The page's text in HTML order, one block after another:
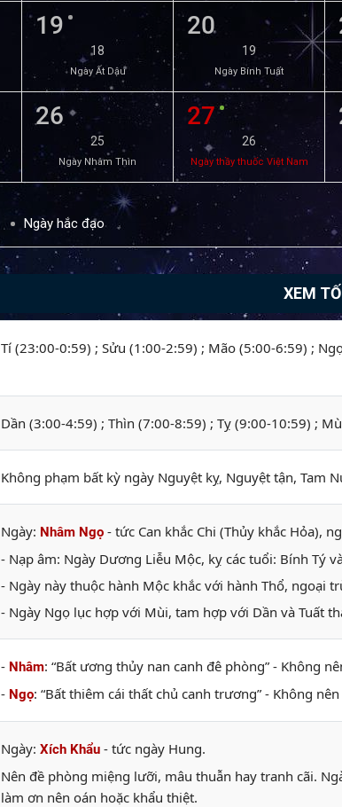
19
18
Ngày Ất Dậu
20
19
Ngày Bính Tuất
26
25
Ngày Nhâm Thìn
27
26
Ngày thầy thuốc Việt Nam
Ngày hắc đạo
XEM
Tí (23:00-0:59) ; Sửu (1:00-2:59) ; Mão (5:00-6:59) ;
Dần (3:00-4:59) ; Thìn (7:00-8:59) ; Tỵ (9:00-10:59) ;
Không phạm bất kỳ ngày Nguyệt kỵ, Nguyệt tận, Tam
Ngày: Nhâm Ngọ - tức Can khắc Chi (Thủy khắc Hỏa),
- Nạp âm: Ngày Dương Liễu Mộc, kỵ các tuổi: Bính Tý
- Ngày này thuộc hành Mộc khắc với hành Thổ, ngoại
- Ngày Ngọ lục hợp với Mùi, tam hợp với Dần và Tuất
- Nhâm: “Bất ương thủy nan canh đê phòng” - Không
- Ngọ: “Bất thiêm cái thất chủ canh trương” - Không
Ngày: Xích Khẩu - tức ngày Hung.
Nên đề phòng miệng lưỡi, mâu thuẫn hay tranh cãi.
làm ơn nên oán hoặc khẩu thiệt.